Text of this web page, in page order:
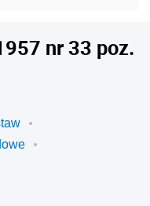
nr 33 poz.